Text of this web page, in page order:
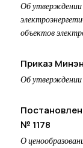
Об утверждении
объектов
Приказ
Об утверждении
№ 1178
О